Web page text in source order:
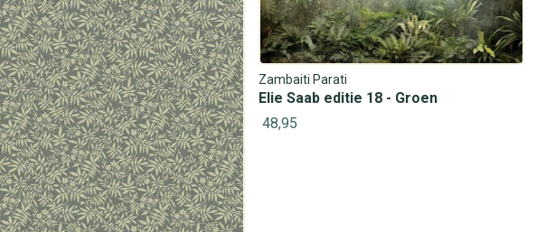
Zambaiti Parati
Elie Saab editie 18 - Groen
48,95